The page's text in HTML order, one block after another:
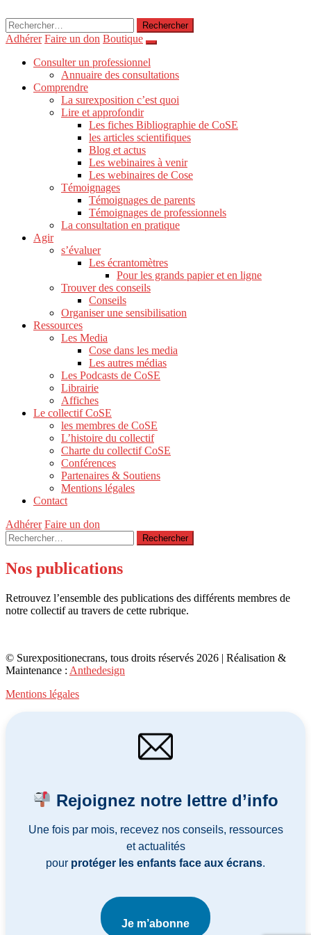
Rechercher :
Adhérer Faire un don Boutique
Consulter un professionnel
Annuaire des consultations
Comprendre
La surexposition c’est quoi
Lire et approfondir
Les fiches Bibliographie de CoSE
les articles scientifiques
Blog et actus
Les webinaires à venir
Les webinaires de Cose
Témoignages
Témoignages de parents
Témoignages de professionnels
La consultation en pratique
Agir
s’évaluer
Les écrantomètres
Pour les grands papier et en ligne
Trouver des conseils
Conseils
Organiser une sensibilisation
Ressources
Les Media
Cose dans les media
Les autres médias
Les Podcasts de CoSE
Librairie
Affiches
Le collectif CoSE
les membres de CoSE
L’histoire du collectif
Charte du collectif CoSE
Conférences
Partenaires & Soutiens
Mentions légales
Contact
Adhérer Faire un don
Rechercher :
Nos publications
Retrouvez l’ensemble des publications des différents membres de
notre collectif au travers de cette rubrique.
© Surexpositionecrans, tous droits réservés 2026 | Réalisation &
Maintenance : Anthedesign
Mentions légales
Rejoignez notre lettre d’info
Une fois par mois, recevez nos conseils, ressources
et actualités
pour protéger les enfants face aux écrans.
Je m’abonne